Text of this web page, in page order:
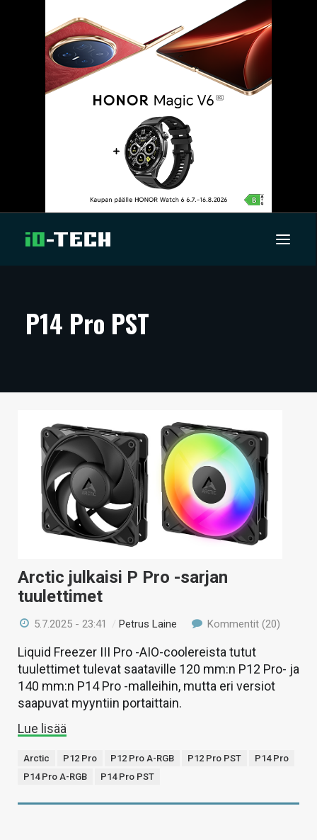
ARTIKKELIT
TECHBBS
TIETOA
HINTA.FI
KAUPPA
VAIHDA TEEMA
HAKU
P14 Pro PST
Arctic julkaisi P Pro -sarjan
tuulettimet
5.7.2025 - 23:41 /Petrus Laine Kommentit (20)
Liquid Freezer III Pro -AIO-coolereista tutut
tuulettimet tulevat saataville 120 mm:n P12 Pro- ja
140 mm:n P14 Pro -malleihin, mutta eri versiot
saapuvat myyntiin portaittain.
Lue lisää
Arctic P12 Pro P12 Pro A-RGB P12 Pro PST
P14 Pro
P14 Pro A-RGB
P14 Pro PST